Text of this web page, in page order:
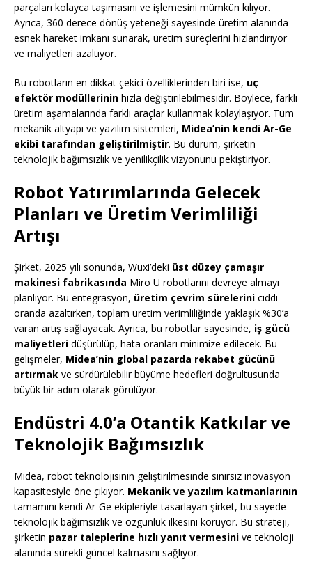
parçaları kolayca taşımasını ve işlemesini mümkün kılıyor.
Ayrıca, 360 derece dönüş yeteneği sayesinde üretim alanında
esnek hareket imkanı sunarak, üretim süreçlerini hızlandırıyor
ve maliyetleri azaltıyor.
Bu robotların en dikkat çekici özelliklerinden biri ise, uç
efektör modüllerinin hızla değiştirilebilmesidir. Böylece, farklı
üretim aşamalarında farklı araçlar kullanmak kolaylaşıyor. Tüm
mekanik altyapı ve yazılım sistemleri, Midea’nin kendi Ar-Ge
ekibi tarafından geliştirilmiştir. Bu durum, şirketin
teknolojik bağımsızlık ve yenilikçilik vizyonunu pekiştiriyor.
Robot Yatırımlarında Gelecek
Planları ve Üretim Verimliliği
Artışı
Şirket, 2025 yılı sonunda, Wuxi’deki üst düzey çamaşır
makinesi fabrikasında Miro U robotlarını devreye almayı
planlıyor. Bu entegrasyon, üretim çevrim sürelerini ciddi
oranda azaltırken, toplam üretim verimliliğinde yaklaşık %30’a
varan artış sağlayacak. Ayrıca, bu robotlar sayesinde, iş gücü
maliyetleri düşürülüp, hata oranları minimize edilecek. Bu
gelişmeler, Midea’nin global pazarda rekabet gücünü
artırmak ve sürdürülebilir büyüme hedefleri doğrultusunda
büyük bir adım olarak görülüyor.
Endüstri 4.0’a Otantik Katkılar ve
Teknolojik Bağımsızlık
Midea, robot teknolojisinin geliştirilmesinde sınırsız inovasyon
kapasitesiyle öne çıkıyor. Mekanik ve yazılım katmanlarının
tamamını kendi Ar-Ge ekipleriyle tasarlayan şirket, bu sayede
teknolojik bağımsızlık ve özgünlük ilkesini koruyor. Bu strateji,
şirketin pazar taleplerine hızlı yanıt vermesini ve teknoloji
alanında sürekli güncel kalmasını sağlıyor.